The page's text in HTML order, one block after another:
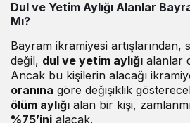
Dul ve Yetim Aylığı Alanlar
Mı?
Bayram ikramiyesi artışlarından,
değil, dul ve yetim aylığı alanlar
Ancak bu kişilerin alacağı
oranına göre değişiklik
ölüm aylığı alan bir kişi,
%75’ini alacak.